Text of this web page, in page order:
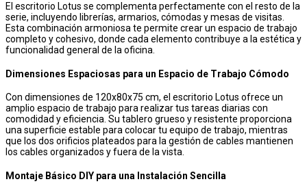
El escritorio Lotus se complementa perfectamente con el resto de la
serie, incluyendo librerías, armarios, cómodas y mesas de visitas.
Esta combinación armoniosa te permite crear un espacio de trabajo
completo y cohesivo, donde cada elemento contribuye a la estética y
funcionalidad general de la oficina.
Dimensiones Espaciosas para un Espacio de Trabajo Cómodo
Con dimensiones de 120x80x75 cm, el escritorio Lotus ofrece un
amplio espacio de trabajo para realizar tus tareas diarias con
comodidad y eficiencia. Su tablero grueso y resistente proporciona
una superficie estable para colocar tu equipo de trabajo, mientras
que los dos orificios plateados para la gestión de cables mantienen
los cables organizados y fuera de la vista.
Montaje Básico DIY para una Instalación Sencilla